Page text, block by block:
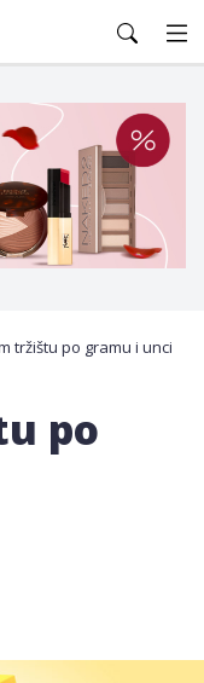
tržištu po gramu i unci
po